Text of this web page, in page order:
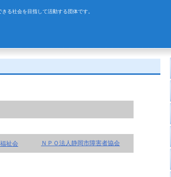
る社会を目指して活動する団体です。
祉会 ＮＰＯ法人静岡市障害者協会